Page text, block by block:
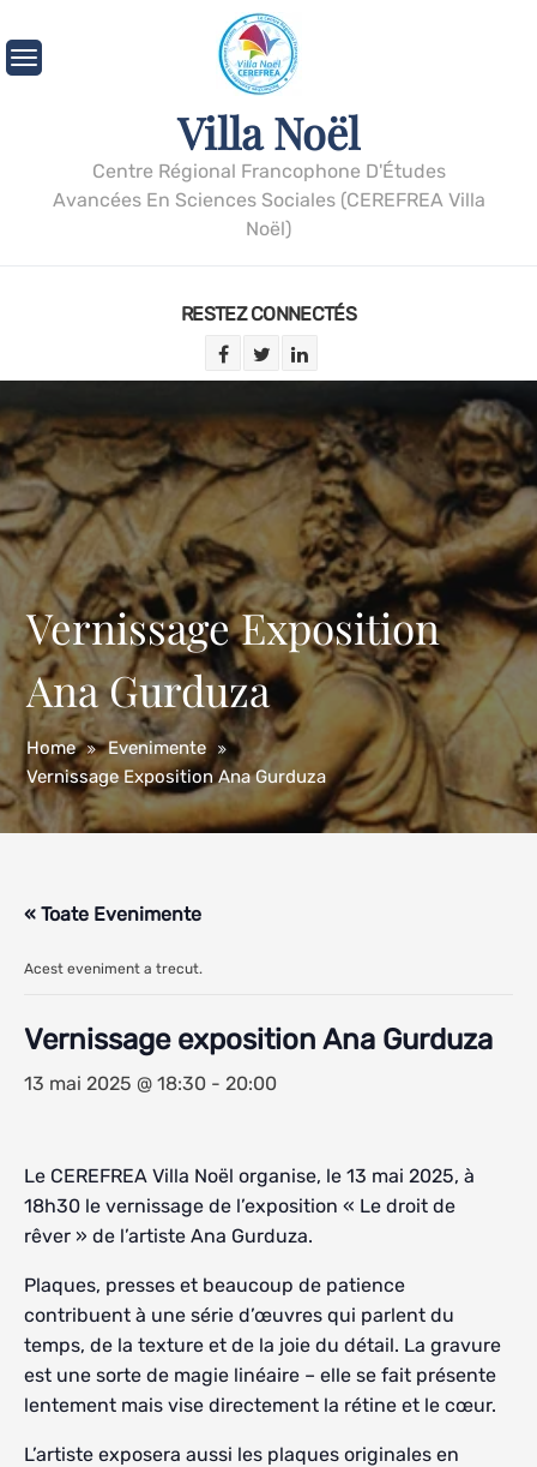
Villa Noël
Centre Régional Francophone D'Études
Avancées En Sciences Sociales (CEREFREA Villa
Noël)
RESTEZ CONNECTÉS
Vernissage Exposition
Ana Gurduza
Home
Evenimente
Vernissage Exposition Ana Gurduza
« Toate Evenimente
Acest eveniment a trecut.
Vernissage exposition Ana Gurduza
13 mai 2025 @ 18:30 - 20:00
Le CEREFREA Villa Noël organise, le 13 mai 2025, à
18h30 le vernissage de l’exposition « Le droit de
rêver » de l’artiste Ana Gurduza.
Plaques, presses et beaucoup de patience
contribuent à une série d’œuvres qui parlent du
temps, de la texture et de la joie du détail. La gravure
est une sorte de magie linéaire – elle se fait présente
lentement mais vise directement la rétine et le cœur.
L’artiste exposera aussi les plaques originales en